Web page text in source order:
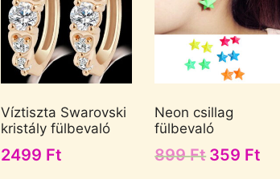
Víztiszta Swarovski
kristály fülbevaló
2499 Ft
Neon csillag
fülbevaló
899Ft 359 Ft